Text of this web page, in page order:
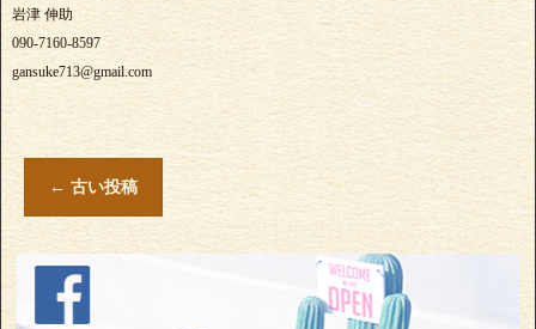
岩津 伸助
090-7160-8597
gansuke713@gmail.com
← 古い投稿